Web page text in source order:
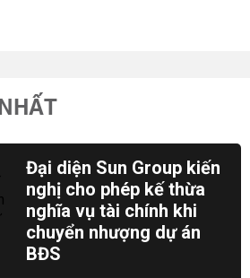
Đại diện Sun Group kiến
nghị cho phép kế thừa
nghĩa vụ tài chính khi
chuyển nhượng dự án
BĐS